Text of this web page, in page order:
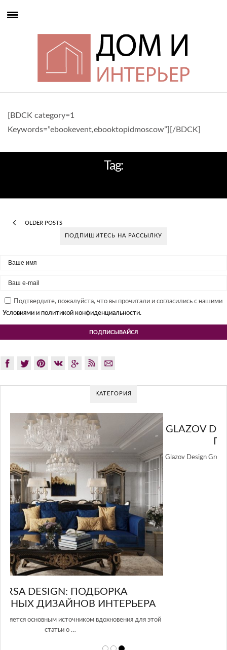
[BDCK category=1
Keywords=”ebookevent,ebooktopidmoscow”][/BDCK]
Tag:
OLDER POSTS
ПОДПИШИТЕСЬ НА РАССЫЛКУ
Подтвердите, пожалуйста, что вы прочитали и согласились с нашими
Условиями и политикой конфиденциальности.
КАТЕГОРИЯ
GLAZOV DESIGN GROUP – УНИКАЛЬНЫЙ
ПОДХОД К ДИЗАЙНУ
Glazov Design Group- это одна из лучших студий дизайна интерьера